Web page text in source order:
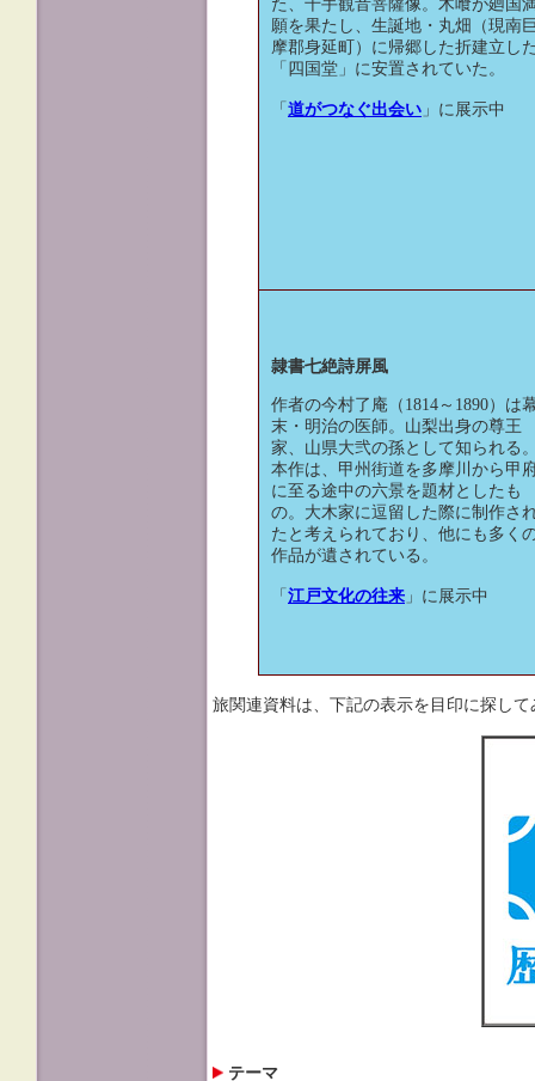
た、千手観音菩薩像。木喰が廻国
願を果たし、生誕地・丸畑（現南
摩郡身延町）に帰郷した折建立し
「四国堂」に安置されていた。
「 道がつなぐ出会い 」に展示中
隷書七絶詩屏風
作者の今村了庵（1814～1890）は
末・明治の医師。山梨出身の尊王
家、山県大弐の孫として知られる
本作は、甲州街道を多摩川から甲
に至る途中の六景を題材としたも
の。大木家に逗留した際に制作さ
たと考えられており、他にも多く
作品が遺されている。
「 江戸文化の往来 」に展示中
旅関連資料は、下記の表示を目印に探し
テーマ